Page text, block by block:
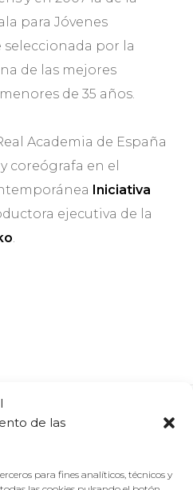
de las
para fines analíticos, técnicos y
para Jóvenes
seleccionada por la
de las mejores
de 35 años.
Academia de España
coreógrafa en el
Iniciativa
ejecutiva de la
.
Twitter